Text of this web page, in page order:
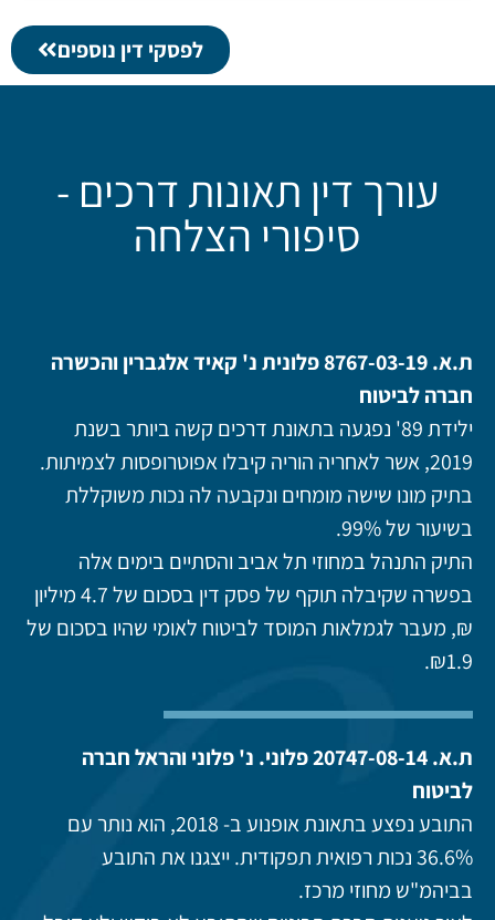
לפסקי דין נוספים
עורך דין תאונות דרכים -
סיפורי הצלחה
ת.א. 8767-03-19 פלונית נ' קאיד אלגברין והכשרה
חברה לביטוח
ילידת 89' נפגעה בתאונת דרכים קשה ביותר בשנת
2019, אשר לאחריה הוריה קיבלו אפוטרופסות לצמיתות.
בתיק מונו שישה מומחים ונקבעה לה נכות משוקללת
בשיעור של 99%.
התיק התנהל במחוזי תל אביב והסתיים בימים אלה
בפשרה שקיבלה תוקף של פסק דין בסכום של 4.7 מיליון
₪, מעבר לגמלאות המוסד לביטוח לאומי שהיו בסכום של
₪1.9.
ת.א. 20747-08-14 פלוני. נ' פלוני והראל חברה
לביטוח
התובע נפצע בתאונת אופנוע ב- 2018, הוא נותר עם
36.6% נכות רפואית תפקודית. ייצגנו את התובע
בביהמ"ש מחוזי מרכז.